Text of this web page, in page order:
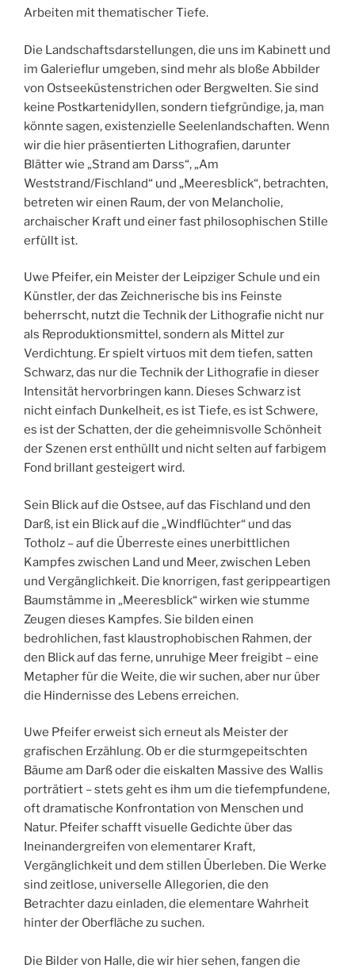
Arbeiten mit thematischer Tiefe.
Die Landschaftsdarstellungen, die uns im Kabinett und
im Galerieflur umgeben, sind mehr als bloße Abbilder
von Ostseeküstenstrichen oder Bergwelten. Sie sind
keine Postkartenidyllen, sondern tiefgründige, ja, man
könnte sagen, existenzielle Seelenlandschaften. Wenn
wir die hier präsentierten Lithografien, darunter
Blätter wie „Strand am Darss“, „Am
Weststrand/Fischland“ und „Meeresblick“, betrachten,
betreten wir einen Raum, der von Melancholie,
archaischer Kraft und einer fast philosophischen Stille
erfüllt ist.
Uwe Pfeifer, ein Meister der Leipziger Schule und ein
Künstler, der das Zeichnerische bis ins Feinste
beherrscht, nutzt die Technik der Lithografie nicht nur
als Reproduktionsmittel, sondern als Mittel zur
Verdichtung. Er spielt virtuos mit dem tiefen, satten
Schwarz, das nur die Technik der Lithografie in dieser
Intensität hervorbringen kann. Dieses Schwarz ist
nicht einfach Dunkelheit, es ist Tiefe, es ist Schwere,
es ist der Schatten, der die geheimnisvolle Schönheit
der Szenen erst enthüllt und nicht selten auf farbigem
Fond brillant gesteigert wird.
Sein Blick auf die Ostsee, auf das Fischland und den
Darß, ist ein Blick auf die „Windflüchter“ und das
Totholz – auf die Überreste eines unerbittlichen
Kampfes zwischen Land und Meer, zwischen Leben
und Vergänglichkeit. Die knorrigen, fast gerippeartigen
Baumstämme in „Meeresblick“ wirken wie stumme
Zeugen dieses Kampfes. Sie bilden einen
bedrohlichen, fast klaustrophobischen Rahmen, der
den Blick auf das ferne, unruhige Meer freigibt – eine
Metapher für die Weite, die wir suchen, aber nur über
die Hindernisse des Lebens erreichen.
Uwe Pfeifer erweist sich erneut als Meister der
grafischen Erzählung. Ob er die sturmgepeitschten
Bäume am Darß oder die eiskalten Massive des Wallis
porträtiert – stets geht es ihm um die tiefempfundene,
oft dramatische Konfrontation von Menschen und
Natur. Pfeifer schafft visuelle Gedichte über das
Ineinandergreifen von elementarer Kraft,
Vergänglichkeit und dem stillen Überleben. Die Werke
sind zeitlose, universelle Allegorien, die den
Betrachter dazu einladen, die elementare Wahrheit
hinter der Oberfläche zu suchen.
Die Bilder von Halle, die wir hier sehen, fangen die